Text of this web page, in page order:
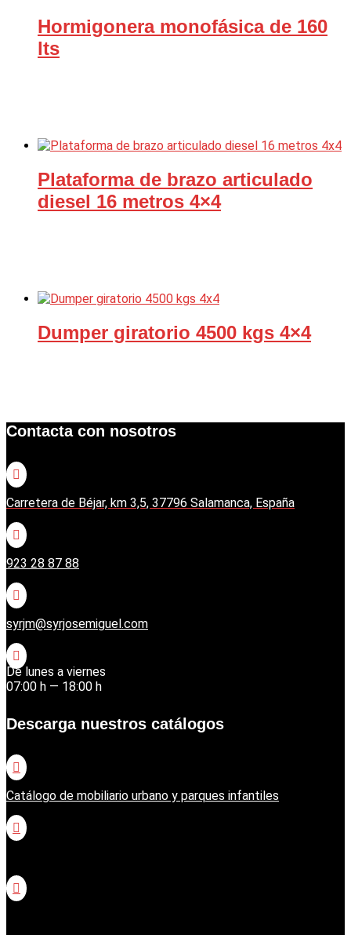
Hormigonera monofásica de 160
lts
Plataforma de brazo articulado
diesel 16 metros 4×4
Dumper giratorio 4500 kgs 4×4
Contacta con nosotros

Carretera de Béjar, km 3,5, 37796 Salamanca, España

923 28 87 88

syrjm@syrjosemiguel.com

De lunes a viernes
07:00 h — 18:00 h
Descarga nuestros catálogos

Catálogo de mobiliario urbano y parques infantiles

